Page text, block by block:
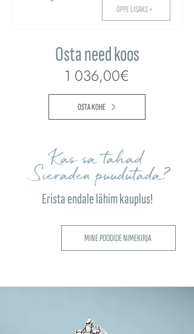
ÕPPE LISAKS >
Osta need koos
1 036,00€
OSTA KOHE
Kas sa tahad
Sieraden puudutada?
Erista endale lähim kauplus!
MINE POODIDE NIMEKIRJA